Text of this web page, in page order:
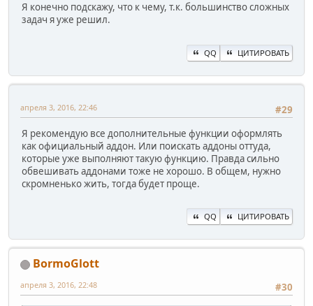
Я конечно подскажу, что к чему, т.к. большинство сложных
задач я уже решил.
QQ ЦИТИРОВАТЬ
#29
апреля 3, 2016, 22:46
Я рекомендую все дополнительные функции оформлять
как официальный аддон. Или поискать аддоны оттуда,
которые уже выполняют такую функцию. Правда сильно
обвешивать аддонами тоже не хорошо. В общем, нужно
скромненько жить, тогда будет проще.
QQ ЦИТИРОВАТЬ
BormoGlott
#30
апреля 3, 2016, 22:48